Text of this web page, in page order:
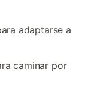
adaptarse a
caminar por